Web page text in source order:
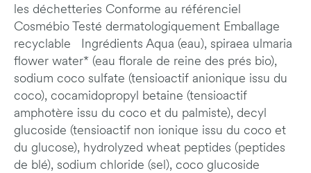
les déchetteries Conforme au référenciel
Cosmébio Testé dermatologiquement Emballage
recyclable Ingrédients Aqua (eau), spiraea ulmaria
flower water* (eau florale de reine des prés bio),
sodium coco sulfate (tensioactif anionique issu du
coco), cocamidopropyl betaine (tensioactif
amphotère issu du coco et du palmiste), decyl
glucoside (tensioactif non ionique issu du coco et
du glucose), hydrolyzed wheat peptides (peptides
de blé), sodium chloride (sel), coco glucoside